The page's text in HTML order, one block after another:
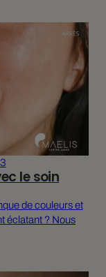
le soin
de couleurs et
éclatant ? Nous